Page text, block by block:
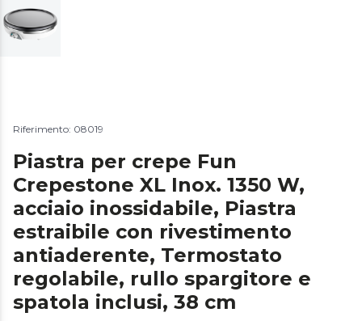
Riferimento: 08019
Piastra per crepe Fun
Crepestone XL Inox. 1350 W,
acciaio inossidabile, Piastra
estraibile con rivestimento
antiaderente, Termostato
regolabile, rullo spargitore e
spatola inclusi, 38 cm